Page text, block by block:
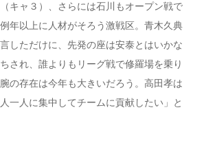
キャ３）、さらには石川もオープン戦で
年以上に人材がそろう激戦区。青木久典
しただけに、先発の座は安泰とはいかな
され、誰よりもリーグ戦で修羅場を乗り
の存在は今年も大きいだろう。高田孝は
一人に集中してチームに貢献したい」と